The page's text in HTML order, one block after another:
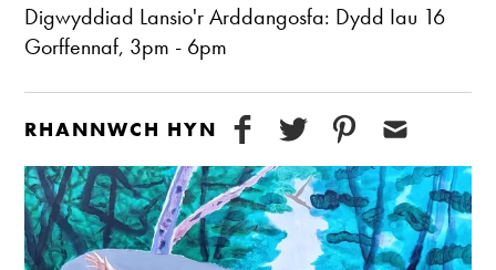
Digwyddiad Lansio'r Arddangosfa: Dydd Iau 16
Gorffennaf, 3pm - 6pm
RHANNWCH HYN